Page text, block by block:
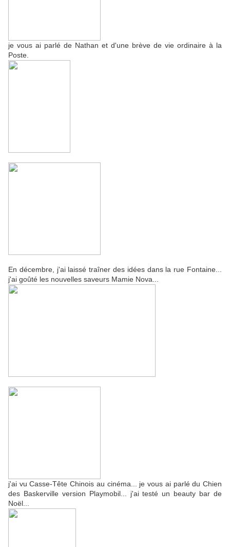
je vous ai parlé de Nathan et d'une brève de vie ordinaire à la
Poste.
En décembre, j'ai laissé traîner des idées dans la rue Fontaine...
j'ai goûté les nouvelles saveurs Mamie Nova...
j'ai vu Casse-Tête Chinois au cinéma... je vous ai parlé du Chien
des Baskerville version Playmobil... j'ai testé un beauty bar de
Noël...